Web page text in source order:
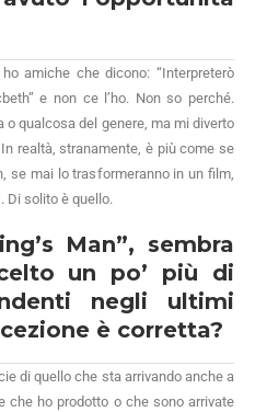
amiche che dicono: “Interpreterò
e non ce l’ho. Non so perché.
o qualcosa del genere, ma mi diverto
realtà, stranamente, è più come se
se mai lo trasformeranno in un film,
Di solito è quello.
Man”, sembra
un po’ più di
negli ultimi
è corretta?
di quello che sta arrivando anche a
che ho prodotto o che sono arrivate